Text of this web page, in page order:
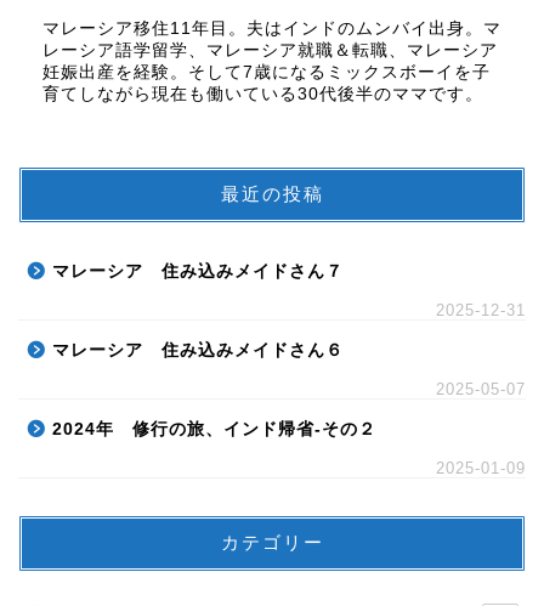
マレーシア移住11年目。夫はインドのムンバイ出身。マ
レーシア語学留学、マレーシア就職＆転職、マレーシア
妊娠出産を経験。そして7歳になるミックスボーイを子
育てしながら現在も働いている30代後半のママです。
最近の投稿
マレーシア 住み込みメイドさん７
2025-12-31
マレーシア 住み込みメイドさん６
2025-05-07
2024年 修行の旅、インド帰省-その２
2025-01-09
カテゴリー